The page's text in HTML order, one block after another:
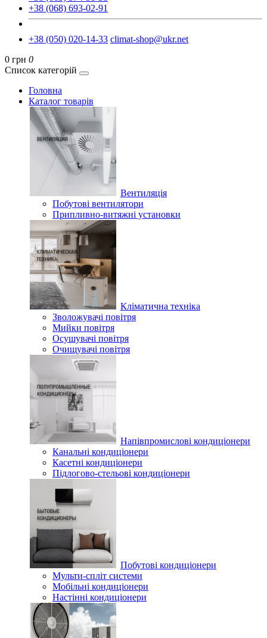
+38 (068) 693-02-91
+38 (050) 020-14-33 climat-shop@ukr.net
0 грн 0
Список категорій
Головна
Каталог товарів
Вентиляція
Побутові вентилятори
Припливно-витяжні установки
Кліматична техніка
Зволожувачі повітря
Мийки повітря
Осушувачі повітря
Очищувачі повітря
Напівпромислові кондиціонери
Канальні кондиціонери
Касетні кондиціонери
Підлогово-стельові кондиціонери
Побутові кондиціонери
Мульти-спліт системи
Мобільні кондиціонери
Настінні кондиціонери